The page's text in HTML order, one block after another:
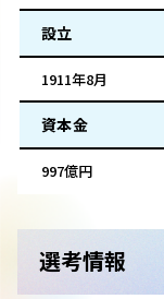
設立
1911年8月
資本金
997億円
選考情報